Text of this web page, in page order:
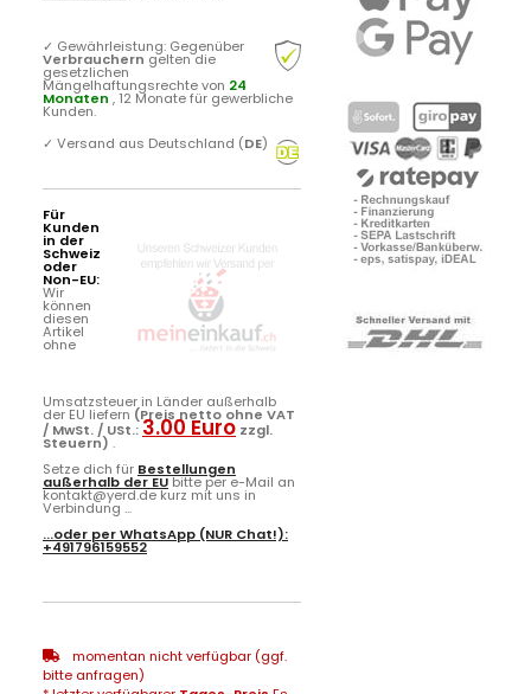
✓ Gewährleistung: Gegenüber
Verbrauchern gelten die
gesetzlichen
Mängelhaftungsrechte von 24
Monaten , 12 Monate für gewerbliche
Kunden.
✓ Versand aus Deutschland (DE)
Für
Kunden
in der
Schweiz
oder
Non-EU:
Wir
können
diesen
Artikel
ohne
Umsatzsteuer in Länder außerhalb
der EU liefern (Preis netto ohne VAT
/ MwSt. / USt.:3.00 Euro zzgl.
Steuern) .
Setze dich für Bestellungen
außerhalb der EUbitte per e-Mail an
kontakt@yerd.de kurz mit uns in
Verbindung ...
...oder perWhatsApp (NUR Chat!):
+491796159552
momentan nicht verfügbar (ggf.
bitte anfragen)